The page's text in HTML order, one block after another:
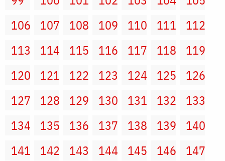
106
107 108 109 110 111
112
113
114 115 116 117 118
119
120
121 122 123 124 125
126
127
128 129 130 131 132
133
134
135 136 137 138 139
140
141
142 143 144 145 146
147